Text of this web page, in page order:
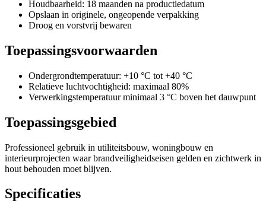
Houdbaarheid: 18 maanden na productiedatum
Opslaan in originele, ongeopende verpakking
Droog en vorstvrij bewaren
Toepassingsvoorwaarden
Ondergrondtemperatuur: +10 °C tot +40 °C
Relatieve luchtvochtigheid: maximaal 80%
Verwerkingstemperatuur minimaal 3 °C boven het dauwpunt
Toepassingsgebied
Professioneel gebruik in utiliteitsbouw, woningbouw en
interieurprojecten waar brandveiligheidseisen gelden en zichtwerk in
hout behouden moet blijven.
Specificaties